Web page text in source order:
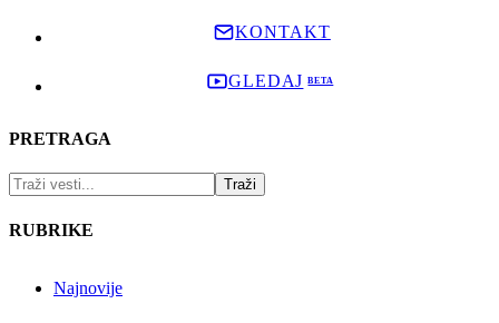
KONTAKT
GLEDAJ
PRETRAGA
RUBRIKE
Najnovije